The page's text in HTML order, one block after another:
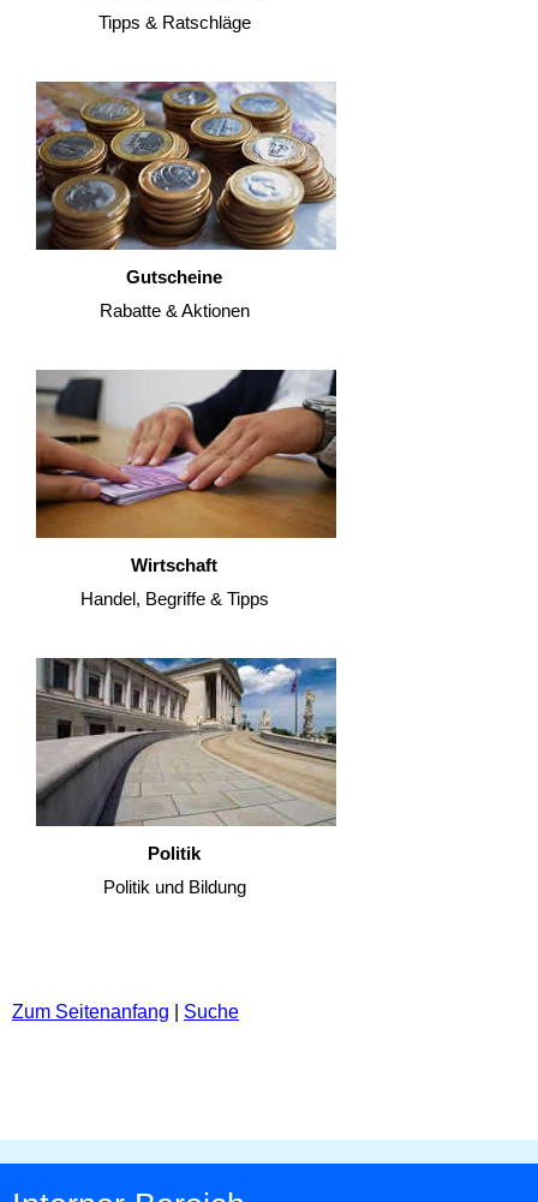
Tipps & Ratschläge
Gutscheine
Rabatte & Aktionen
Wirtschaft
Handel, Begriffe & Tipps
Politik
Politik und Bildung
Zum Seitenanfang Suche